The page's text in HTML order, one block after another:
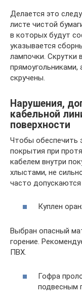
Делается это
листе чистой
в которых будут
указывается
лампочки. Скрутки
скручены.
Нарушения,
кабельной
поверхности
Чтобы обеспечить
покрытия при
кабелем внутри
хлыстами, не
часто
Куплен
Выбран опасный
горение.
ПВХ.
Гофра
подвесным